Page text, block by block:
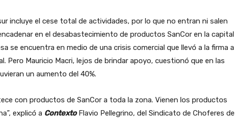
incluye el cese total de actividades, por lo que no entran ni salen
en el desabastecimiento de productos SanCor en la capital
se encuentra en medio de una crisis comercial que llevó a la firma a
Pero Mauricio Macri, lejos de brindar apoyo, cuestionó que en las
un aumento del 40%.
con productos de SanCor a toda la zona. Vienen los productos
explicó a ContextoFlavio Pellegrino, del Sindicato de Choferes de